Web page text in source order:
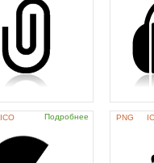
ICO Подробнее PNG